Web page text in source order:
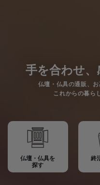
手を合わせ、
仏壇・仏具の通販、
これからの暮ら
仏壇・仏具を
探す
終